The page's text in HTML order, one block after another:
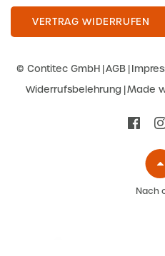
VERTRAG WIDERRUFEN
© Contitec GmbH AGB
Widerrufsbelehrung Made
Nach